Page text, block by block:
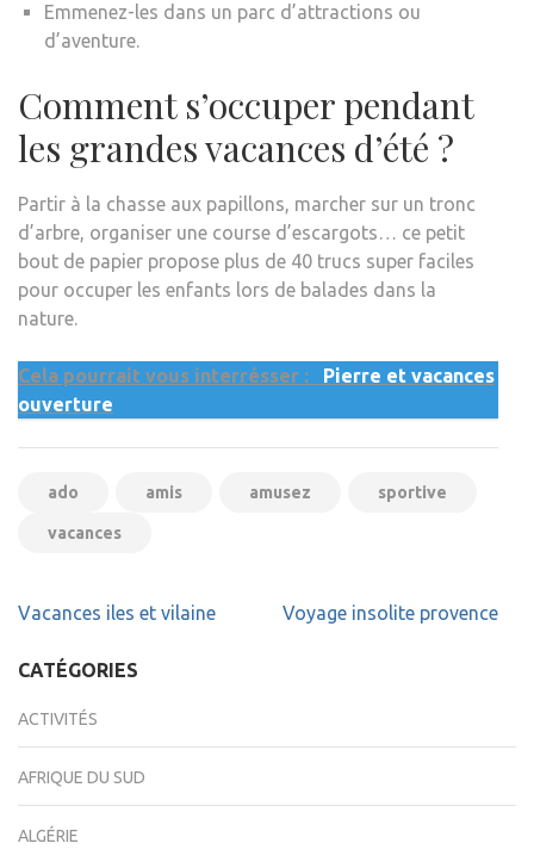
Emmenez-les dans un parc d’attractions ou
d’aventure.
Comment s’occuper pendant
les grandes vacances d’été ?
Partir à la chasse aux papillons, marcher sur un tronc
d’arbre, organiser une course d’escargots… ce petit
bout de papier propose plus de 40 trucs super faciles
pour occuper les enfants lors de balades dans la
nature.
Cela pourrait vous interrésser :
Pierre et vacances
ouverture
ado amis amusez sportive
vacances
Navigation
l’article
Vacances iles et vilaine Voyage insolite provence
CATÉGORIES
ACTIVITÉS
AFRIQUE DU SUD
ALGÉRIE